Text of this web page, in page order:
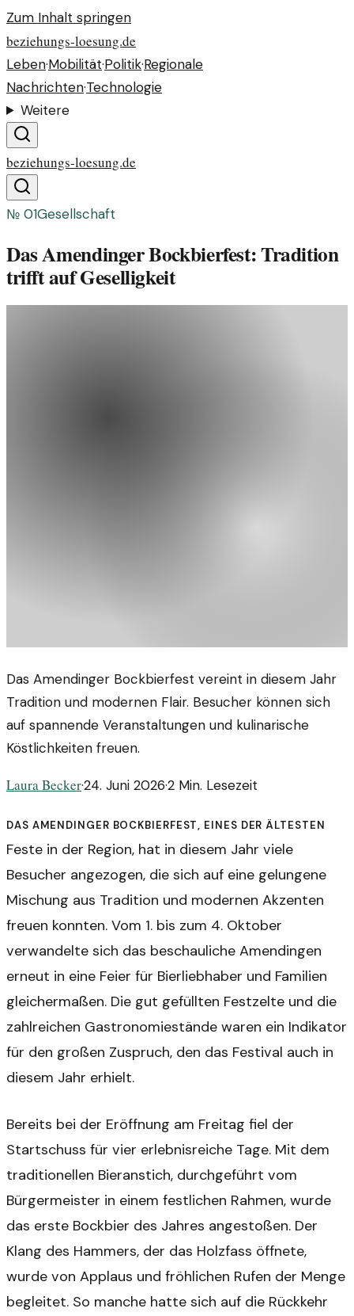
Zum Inhalt springen
beziehungs-loesung.de
Leben·Mobilität·Politik·Regionale
Nachrichten·Technologie
Weitere
beziehungs-loesung.de
№ 01Gesellschaft
Das Amendinger Bockbierfest: Tradition
trifft auf Geselligkeit
Das Amendinger Bockbierfest vereint in diesem Jahr
Tradition und modernen Flair. Besucher können sich
auf spannende Veranstaltungen und kulinarische
Köstlichkeiten freuen.
Laura Becker·24. Juni 2026·2 Min. Lesezeit
Das Amendinger Bockbierfest, eines der ältesten
Feste in der Region, hat in diesem Jahr viele
Besucher angezogen, die sich auf eine gelungene
Mischung aus Tradition und modernen Akzenten
freuen konnten. Vom 1. bis zum 4. Oktober
verwandelte sich das beschauliche Amendingen
erneut in eine Feier für Bierliebhaber und Familien
gleichermaßen. Die gut gefüllten Festzelte und die
zahlreichen Gastronomiestände waren ein Indikator
für den großen Zuspruch, den das Festival auch in
diesem Jahr erhielt.
Bereits bei der Eröffnung am Freitag fiel der
Startschuss für vier erlebnisreiche Tage. Mit dem
traditionellen Bieranstich, durchgeführt vom
Bürgermeister in einem festlichen Rahmen, wurde
das erste Bockbier des Jahres angestoßen. Der
Klang des Hammers, der das Holzfass öffnete,
wurde von Applaus und fröhlichen Rufen der Menge
begleitet. So manche hatte sich auf die Rückkehr